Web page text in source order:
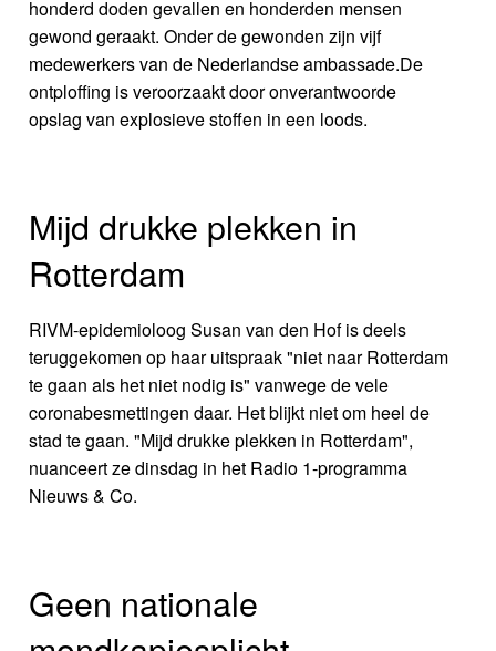
honderd doden gevallen en honderden mensen
gewond geraakt. Onder de gewonden zijn vijf
medewerkers van de Nederlandse ambassade.De
ontploffing is veroorzaakt door onverantwoorde
opslag van explosieve stoffen in een loods.
Mijd drukke plekken in
Rotterdam
RIVM-epidemioloog Susan van den Hof is deels
teruggekomen op haar uitspraak "niet naar Rotterdam
te gaan als het niet nodig is" vanwege de vele
coronabesmettingen daar. Het blijkt niet om heel de
stad te gaan. "Mijd drukke plekken in Rotterdam",
nuanceert ze dinsdag in het Radio 1-programma
Nieuws & Co.
Geen nationale